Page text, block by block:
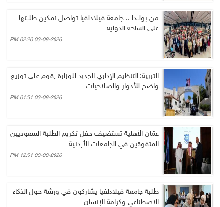
من بولندا .. جامعة فيلادلفيا تواصل تمكين طلبتها
على الساحة الدولية
03-08-2026 02:20 PM
التربية: التنظيم الإداري الجديد للوزارة يقوم على توزيع
واضح للأدوار والصلاحيات
03-08-2026 01:51 PM
عمّان الأهلية تستضيف حفل تكريم الطلبة السعوديين
المتفوقين في الجامعات الأردنية
03-08-2026 12:51 PM
طلبة جامعة فيلادلفيا يشاركون في ورشة حول الذكاء
الاصطناعي وكرامة الإنسان